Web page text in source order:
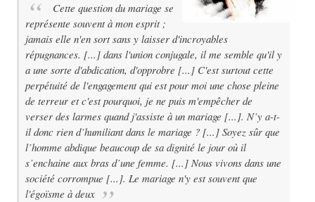
Cette question du mariage se
représente souvent à mon esprit ;
jamais elle n'en sort sans y laisser d'incroyables
répugnances. [...] dans l'union conjugale, il me semble qu'il y
a une sorte d'abdication, d'opprobre [...] C'est surtout cette
perpétuité de l'engagement qui est pour moi une chose pleine
de terreur et c'est pourquoi, je ne puis m'empêcher de
verser des larmes quand j'assiste à un mariage [...]. N’y a-t-
il donc rien d’humiliant dans le mariage ? [...] Soyez sûr que
l’homme abdique beaucoup de sa dignité le jour où il
s’enchaine aux bras d’une femme. [...] Nous vivons dans une
société corrompue [...]. Le mariage n'y est souvent que
l'égoïsme à deux